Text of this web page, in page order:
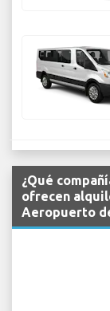
¿Qué
ofrecen
Aeropuerto